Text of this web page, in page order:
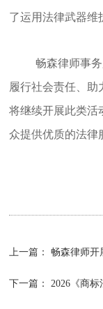
了运用法律武器维
畅森律师事
履行社会责任、助
将继续开展此类活
众提供优质的法律
上一篇：畅森律师开
下一篇： 2026《商